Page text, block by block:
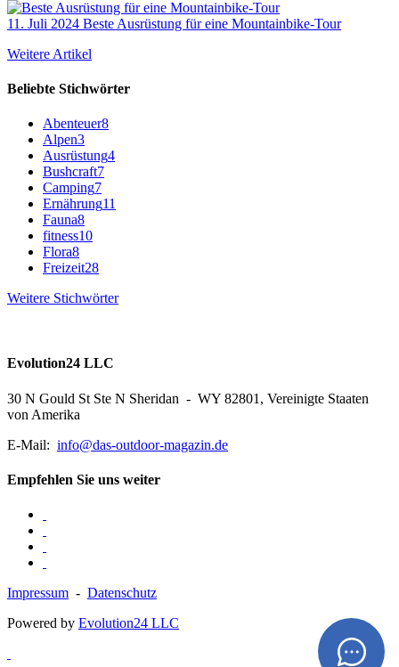
11. Juli 2024 Beste Ausrüstung für eine Mountainbike-Tour
Weitere Artikel
Beliebte Stichwörter
Abenteuer8
Alpen3
Ausrüstung4
Bushcraft7
Camping7
Ernährung11
Fauna8
fitness10
Flora8
Freizeit28
Weitere Stichwörter
Evolution24 LLC
30 N Gould St Ste N Sheridan - WY 82801, Vereinigte Staaten
von Amerika
E-Mail: info@das-outdoor-magazin.de
Empfehlen Sie uns weiter
Impressum - Datenschutz
Powered by Evolution24 LLC